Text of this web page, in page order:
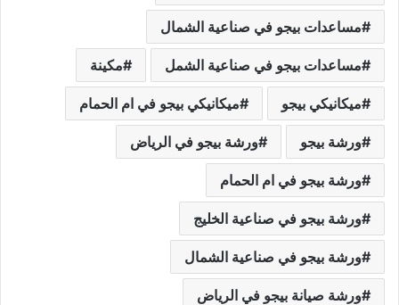
مساعدات بيجو في صناعية الشمال
مساعدات بيجو في صناعية الشمل مكينة
ميكانيكي بيجو ميكانيكي بيجو في ام الحمام
ورشة بيجو ورشة بيجو في الرياض
ورشة بيجو في ام الحمام
ورشة بيجو في صناعية الخليج
ورشة بيجو في صناعية الشمال
ورشة صيانة بيجو في الرياض